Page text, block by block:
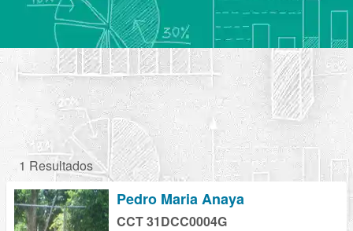
1 Resultados
Pedro Maria Anaya
CCT 31DCC0004G